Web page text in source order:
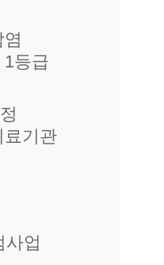
1등급
료기관
사업